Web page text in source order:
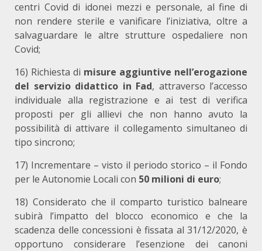
centri Covid di idonei mezzi e personale, al fine di
non rendere sterile e vanificare l’iniziativa, oltre a
salvaguardare le altre strutture ospedaliere non
Covid;
16) Richiesta di misure aggiuntive nell’erogazione
del servizio didattico in Fad, attraverso l’accesso
individuale alla registrazione e ai test di verifica
proposti per gli allievi che non hanno avuto la
possibilità di attivare il collegamento simultaneo di
tipo sincrono;
17) Incrementare – visto il periodo storico – il Fondo
per le Autonomie Locali con 50 milioni di euro;
18) Considerato che il comparto turistico balneare
subirà l’impatto del blocco economico e che la
scadenza delle concessioni è fissata al 31/12/2020, è
opportuno considerare l’esenzione dei canoni